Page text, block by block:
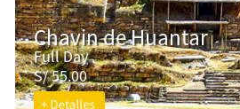
Chavin de Huantar
Full Day
S/ 55.00